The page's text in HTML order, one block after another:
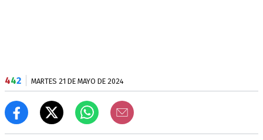
442 MARTES 21 DE MAYO DE 2024